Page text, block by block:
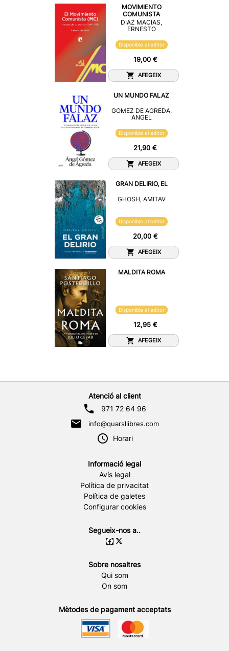
MOVIMIENTO
COMUNISTA
DIAZ MACIAS,
ERNESTO
Disponible al editor
19,00 €
AFEGEIX
UN MUNDO FALAZ
GOMEZ DE AGREDA,
ANGEL
Disponible al editor
21,90 €
AFEGEIX
GRAN DELIRIO, EL
GHOSH, AMITAV
Disponible al editor
20,00 €
AFEGEIX
MALDITA ROMA
Disponible al editor
12,95 €
AFEGEIX
Atenció al client
971 72 64 96
info@quarsllibres.com
Horari
Informació legal
Avís legal
Política de privacitat
Política de galetes
Configurar cookies
Segueix-nos a..
Sobre nosaltres
Qui som
On som
Mètodes de pagament acceptats